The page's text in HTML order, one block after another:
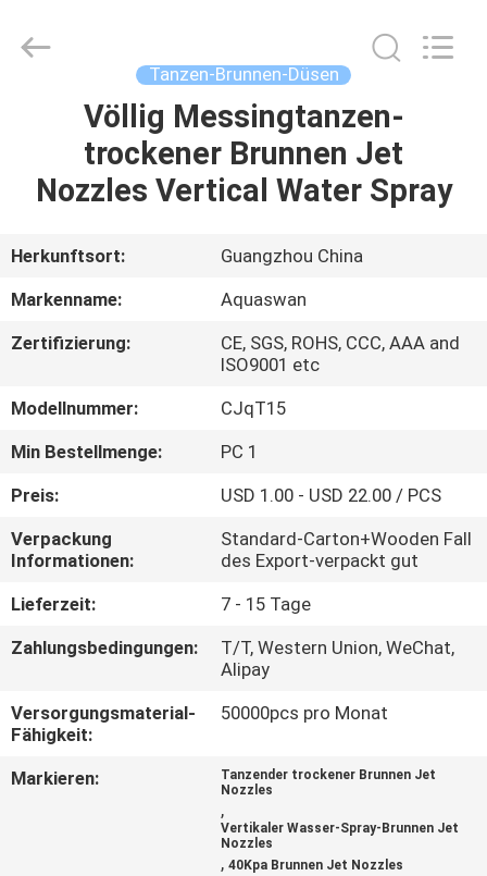
PRODUKTE
ÜBER
UNS
FABRIK-
AUSFLUG
QUALITÄTSKONTROLLE
TRETEN
SIE
MIT
UNS
VERBINDUNG
FORDERN
co,.ltd.
Tanzen-Brunnen-Düsen
Völlig Messingtanzen-
trockener Brunnen Jet
Nozzles Vertical Water Spray
Herkunftsort:
Guangzhou China
Markenname:
Aquaswan
Zertifizierung:
CE, SGS, ROHS, CCC, AAA and
ISO9001 etc
Modellnummer:
CJqT15
Min Bestellmenge:
PC 1
Preis:
USD 1.00 - USD 22.00 / PCS
Verpackung
Informationen:
Standard-Carton+Wooden Fall
des Export-verpackt gut
Lieferzeit:
7 - 15 Tage
Zahlungsbedingungen:
T/T, Western Union, WeChat,
Alipay
Versorgungsmaterial-
Fähigkeit:
50000pcs pro Monat
Markieren:
Tanzender trockener Brunnen Jet
Nozzles
,
Vertikaler Wasser-Spray-Brunnen Jet
Nozzles
,40Kpa Brunnen Jet Nozzles